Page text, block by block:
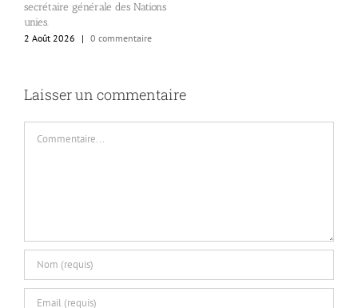
secrétaire générale des Nations
unies.
2 Août 2026
| 0 commentaire
Laisser un commentaire